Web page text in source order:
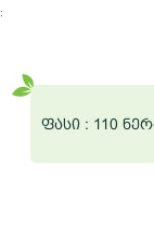
ფასი : 110